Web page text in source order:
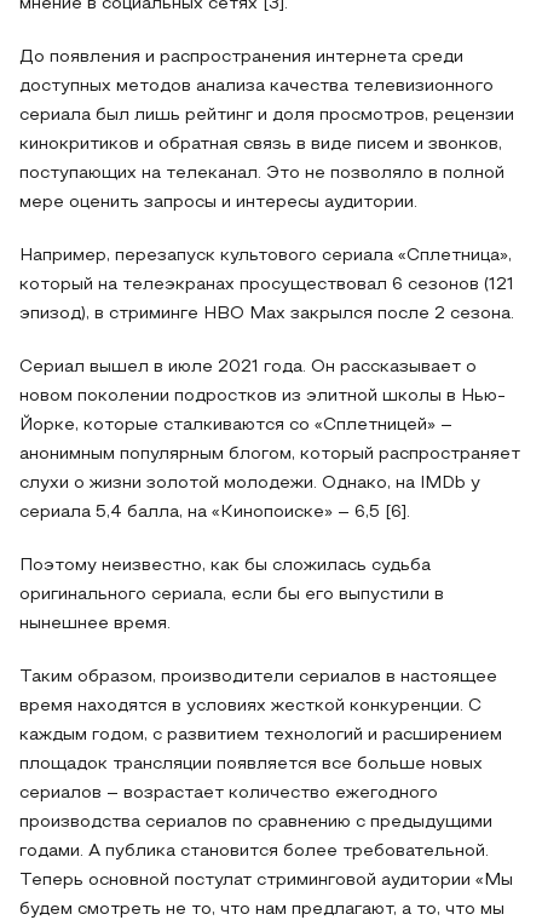
мнение в социальных сетях [3].
До появления и распространения интернета среди
доступных методов анализа качества телевизионного
сериала был лишь рейтинг и доля просмотров, рецензии
кинокритиков и обратная связь в виде писем и звонков,
поступающих на телеканал. Это не позволяло в полной
мере оценить запросы и интересы аудитории.
Например, перезапуск культового сериала «Сплетница»,
который на телеэкранах просуществовал 6 сезонов (121
эпизод), в стриминге HBO Max закрылся после 2 сезона.
Сериал вышел в июле 2021 года. Он рассказывает о
новом поколении подростков из элитной школы в Нью-
Йорке, которые сталкиваются со «Сплетницей» –
анонимным популярным блогом, который распространяет
слухи о жизни золотой молодежи. Однако, на IMDb у
сериала 5,4 балла, на «Кинопоиске» – 6,5 [6].
Поэтому неизвестно, как бы сложилась судьба
оригинального сериала, если бы его выпустили в
нынешнее время.
Таким образом, производители сериалов в настоящее
время находятся в условиях жесткой конкуренции. С
каждым годом, с развитием технологий и расширением
площадок трансляции появляется все больше новых
сериалов – возрастает количество ежегодного
производства сериалов по сравнению с предыдущими
годами. А публика становится более требовательной.
Теперь основной постулат стриминговой аудитории «Мы
будем смотреть не то, что нам предлагают, а то, что мы